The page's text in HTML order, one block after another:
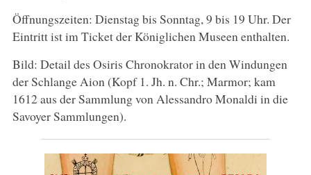
Öffnungszeiten: Dienstag bis Sonntag, 9 bis 19 Uhr. Der
Eintritt ist im Ticket der Königlichen Museen enthalten.
Bild: Detail des Osiris Chronokrator in den Windungen
der Schlange Aion (Kopf 1. Jh. n. Chr.; Marmor; kam
1612 aus der Sammlung von Alessandro Monaldi in die
Savoyer Sammlungen).